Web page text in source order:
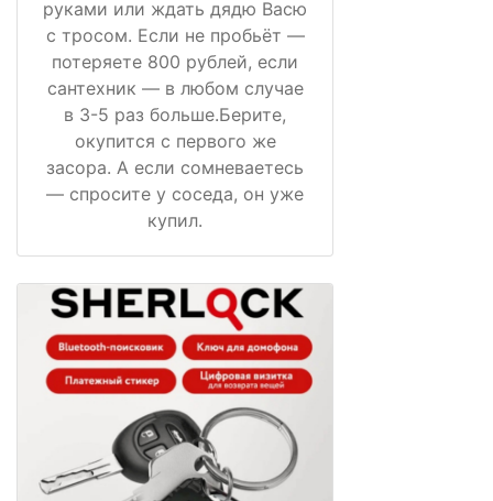
руками или ждать дядю Васю
с тросом. Если не пробьёт —
потеряете 800 рублей, если
сантехник — в любом случае
в 3-5 раз больше.Берите,
окупится с первого же
засора. А если сомневаетесь
— спросите у соседа, он уже
купил.